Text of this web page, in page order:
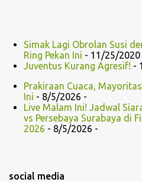
Simak Lagi Obrolan Susi
Ring Pekan Ini - 11/25/2020
Juventus Kurang Agresif! -
Prakiraan Cuaca,
Ini - 8/5/2026 -
Live Malam Ini! Jadwal
vs Persebaya Surabaya di
2026 - 8/5/2026 -
social media